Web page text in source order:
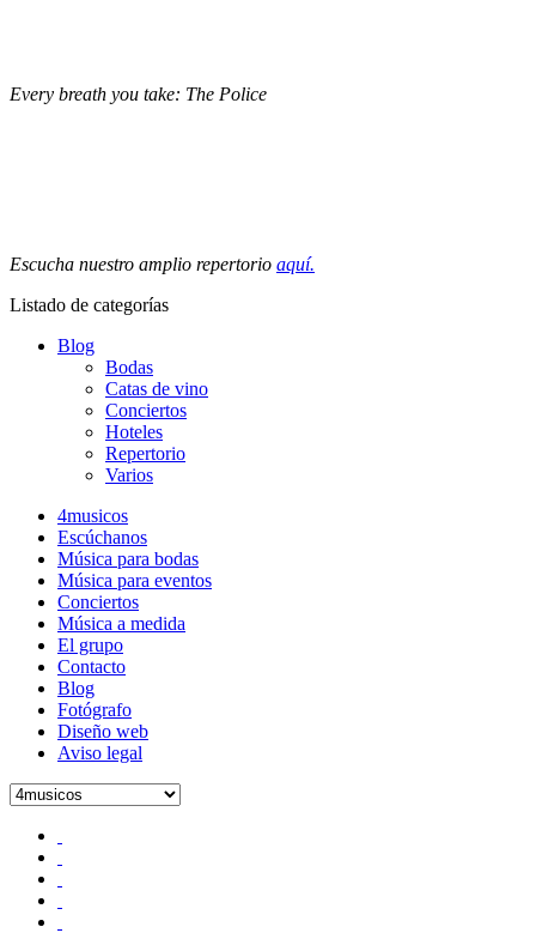
Every breath you take: The Police
Escucha nuestro amplio repertorio aquí.
Listado de categorías
Blog
Bodas
Catas de vino
Conciertos
Hoteles
Repertorio
Varios
4musicos
Escúchanos
Música para bodas
Música para eventos
Conciertos
Música a medida
El grupo
Contacto
Blog
Fotógrafo
Diseño web
Aviso legal